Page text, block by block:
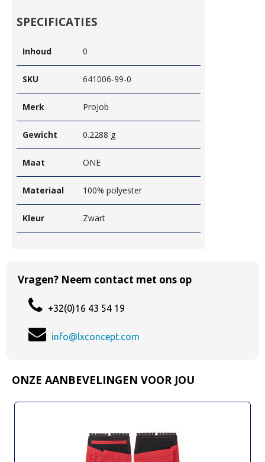
SPECIFICATIES
Inhoud 0
SKU 641006-99-0
Merk ProJob
Gewicht 0.2288 g
Maat ONE
Materiaal 100% polyester
Kleur Zwart
Vragen? Neem contact met ons op
+32(0)16 43 54 19
info@lxconcept.com
ONZE AANBEVELINGEN VOOR JOU